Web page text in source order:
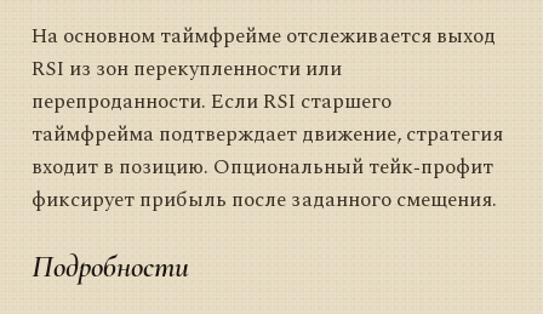
На основном таймфрейме отслеживается выход
RSI из зон перекупленности или
перепроданности. Если RSI старшего
таймфрейма подтверждает движение, стратегия
входит в позицию. Опциональный тейк‑профит
фиксирует прибыль после заданного смещения.
Подробности